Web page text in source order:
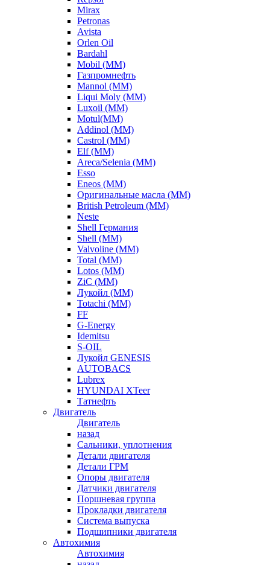
Mirax
Petronas
Avista
Orlen Oil
Bardahl
Mobil (ММ)
Газпромнефть
Mannol (ММ)
Liqui Moly (ММ)
Luxoil (ММ)
Motul(ММ)
Addinol (ММ)
Castrol (ММ)
Elf (ММ)
Areca/Selenia (ММ)
Esso
Eneos (ММ)
Оригинальные масла (ММ)
British Petroleum (ММ)
Neste
Shell Германия
Shell (ММ)
Valvoline (ММ)
Total (ММ)
Lotos (ММ)
ZiC (ММ)
Лукойл (ММ)
Totachi (MM)
FF
G-Energy
Idemitsu
S-OIL
Лукойл GENESIS
AUTOBACS
Lubrex
HYUNDAI XTeer
Татнефть
Двигатель
Двигатель
назад
Сальники, уплотнения
Детали двигателя
Детали ГРМ
Опоры двигателя
Датчики двигателя
Поршневая группа
Прокладки двигателя
Система выпуска
Подшипники двигателя
Автохимия
Автохимия